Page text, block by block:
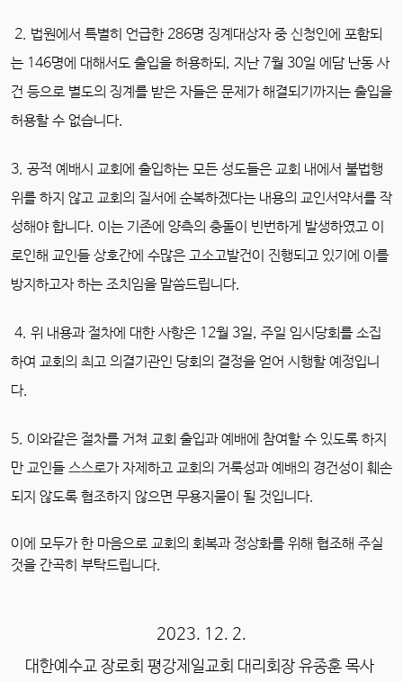
2. 법원에서 특별히 언급한 286명 징계대상자 중 신청인에 포함되
는 146명에 대해서도 출입을 허용하되, 지난 7월 30일 에담 난동 사
건 등으로 별도의 징계를 받은 자들은 문제가 해결되기까지는 출입을
허용할 수 없습니다.
3. 공적 예배시 교회에 출입하는 모든 성도들은 교회 내에서 불법행
위를 하지 않고 교회의 질서에 순복하겠다는 내용의 교인서약서를 작
성해야 합니다. 이는 기존에 양측의 충돌이 빈번하게 발생하였고 이
로인해 교인들 상호간에 수많은 고소고발건이 진행되고 있기에 이를
방지하고자 하는 조치임을 말씀드립니다.
4. 위 내용과 절차에 대한 사항은 12월 3일, 주일 임시당회를 소집
하여 교회의 최고 의결기관인 당회의 결정을 얻어 시행할 예정입니
다.
5. 이와같은 절차를 거쳐 교회 출입과 예배에 참여할 수 있도록 하지
만 교인들 스스로가 자제하고 교회의 거룩성과 예배의 경건성이 훼손
되지 않도록 협조하지 않으면 무용지물이 될 것입니다.
이에 모두가 한 마음으로 교회의 회복과 정상화를 위해 협조해 주실
것을 간곡히 부탁드립니다.
2023. 12. 2.
대한예수교 장로회 평강제일교회 대리회장 유종훈 목사